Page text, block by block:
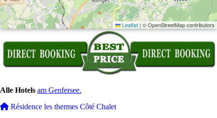
Leaflet | © OpenStreetMap contributors
Alle Hotels am Genfersee.
Résidence les thermes Côté Chalet